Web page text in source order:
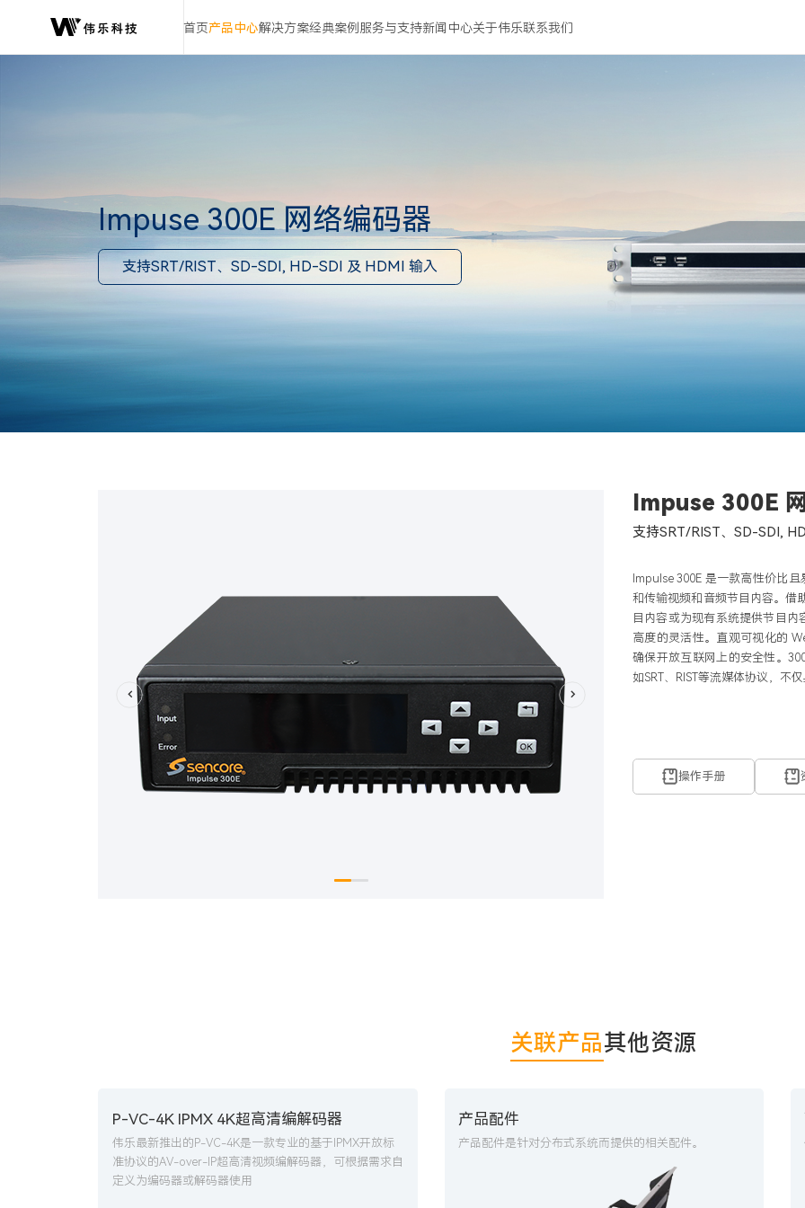
首页产品中心解决方案经典案例 服务与支持新闻中心关于伟乐联系我们
Impuse 300E 网络编码器
支持SRT/RIST、SD-SDI, HD-SDI 及 HDMI 输入
Impuse 300E
支持SRT/RIST、SD-SDI,
lmpulse 300E 是一款高性价比
和传输视频和音频节目内容。借
目内容或为现有系统提供节目
高度的灵活性。直观可视化的
确保开放互联网上的安全性。
如SRT、RIST等流媒体协议，不
操作手册
关联产品其他资源
P-VC-4K IPMX 4K超高清编解码器
伟乐最新推出的P-VC-4K是一款专业的基于IPMX开放标
准协议的AV-over-IP超高清视频编解码器，可根据需求自
定义为编码器或解码器使用
产品配件
产品配件是针对分布式系统而提供的相关配件。